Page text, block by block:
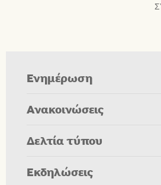
Ενημέρωση
Ανακοινώσεις
Δελτία τύπου
Εκδηλώσεις